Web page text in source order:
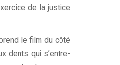
de la justice
le film du côté
dents qui s’entre-